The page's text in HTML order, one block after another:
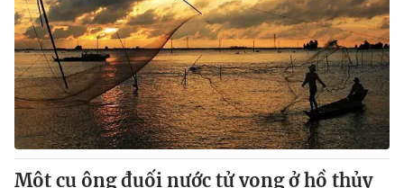
Một cụ ông đuối nước tử vong ở hồ thủy